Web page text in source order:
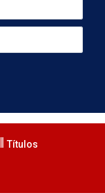
Títulos